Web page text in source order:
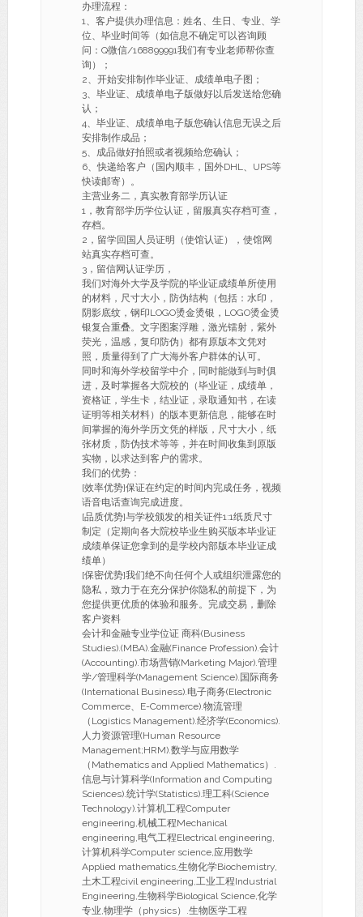
办理流程：
1、客户提供办理信息：姓名、生日、专业、学
位、毕业时间等（如信息不确定可以咨询顾
问：Q微信/168899991我们有专业老师帮你查
询）；
2、开始安排制作毕业证、成绩单电子图；
3、毕业证、成绩单电子版做好以后发送给您确
认；
4、毕业证、成绩单电子版您确认信息无误之后
安排制作成品；
5、成品做好拍照或者视频给您确认；
6、快递给客户（国内顺丰，国外DHL、UPS等
快读邮寄）。
主营业务二，真实教育部学历认证
1，教育部学历学位认证，留服真实存档可查，
存档。
2，留学回国人员证明（使馆认证），使馆网
站真实存档可查。
3，留信网认证学历，
我们对海外大学及学院的毕业证成绩单所使用
的材料，尺寸大小，防伪结构（包括：水印，
阴影底纹，钢印LOGO烫金烫银，LOGO烫金烫
银复合重叠。文字图案浮雕，激光镭射，紫外
荧光，温感，复印防伪）都有原版本文凭对
照，质量得到了广大海外客户群体的认可。
同时和海外学校留学中介，同时能做到与时俱
进，及时掌握各大院校的（毕业证，成绩单，
资格证，学生卡，结业证，录取通知书，在读
证明等相关材料）的版本更新信息，能够在时
间掌握的海外学历文凭的样版，尺寸大小，纸
张材质，防伪技术等等，并在时间收集到原版
实物，以求达到客户的需求。
我们的优势：
[效率优势]保证在约定的时间内完成任务，视频
语音电话查询完成进度。
[品质优势]与学校颁发的相关证件1:1纸质尺寸
制定（定期向各大院校毕业生购买版本毕业证
成绩单保证您拿到的是学校内部版本毕业证成
绩单）
[保密优势]我们绝不向任何个人或组织泄露您的
隐私，致力于在充分保护你隐私的前提下，为
您提供更优质的体验和服务。完成交易，删除
客户资料
会计和金融专业学位证 商科(Business
Studies).(MBA).金融(Finance Profession).会计
(Accounting).市场营销(Marketing Major).管理
学/管理科学(Management Science).国际商务
(International Business).电子商务(Electronic
Commerce、E-Commerce).物流管理
（Logistics Management).经济学(Economics).
人力资源管理(Human Resource
Management;HRM).数学与应用数学
（Mathematics and Applied Mathematics）.
信息与计算科学(Information and Computing
Sciences).统计学(Statistics).理工科(Science
Technology).计算机工程Computer
engineering,机械工程Mechanical
engineering,电气工程Electrical engineering,
计算机科学Computer science,应用数学
Applied mathematics,生物化学Biochemistry,
土木工程civil engineering,工业工程Industrial
Engineering,生物科学Biological Science,化学
专业,物理学（physics）.生物医学工程